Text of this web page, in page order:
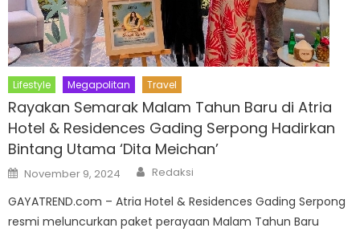
Lifestyle Megapolitan Travel
Rayakan Semarak Malam Tahun Baru di Atria
Hotel & Residences Gading Serpong Hadirkan
Bintang Utama ‘Dita Meichan’
Posted
on
November 9, 2024 Author
Redaksi
GAYATREND.com – Atria Hotel & Residences Gading Serpong
resmi meluncurkan paket perayaan Malam Tahun Baru